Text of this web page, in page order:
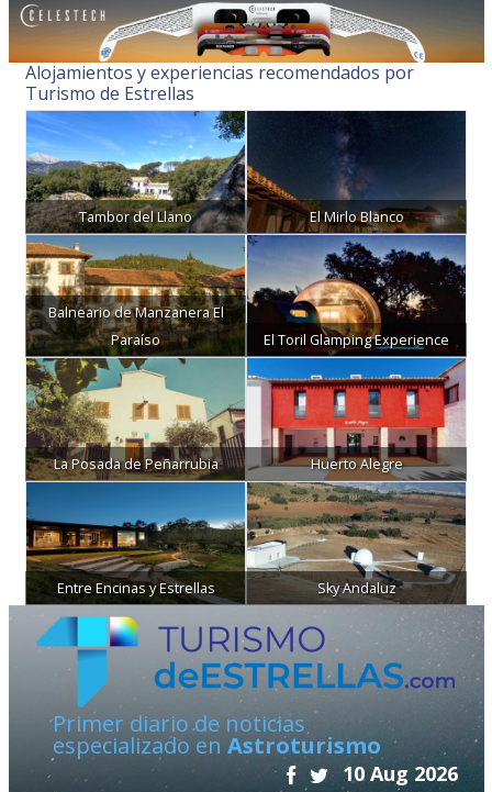
Alojamientos y experiencias recomendados por
Turismo de Estrellas
Tambor del Llano El Mirlo Blanco
Balneario de Manzanera El
Paraíso
El Toril Glamping Experience
La Posada de Peñarrubia Huerto Alegre
Entre Encinas y Estrellas Sky Andaluz
Primer diario de noticias
especializado en Astroturismo
10 Aug 2026